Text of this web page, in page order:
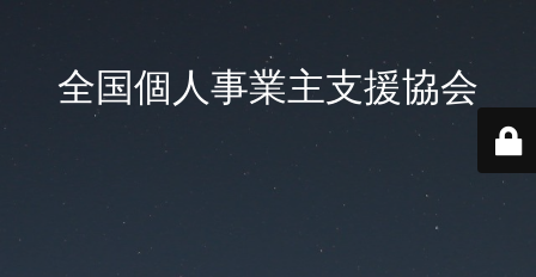
全国個人事業主支援協会